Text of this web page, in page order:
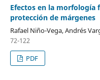
Efectos en la morfología
protección de márgenes
Rafael Niño-Vega, Andrés
72-122
PDF